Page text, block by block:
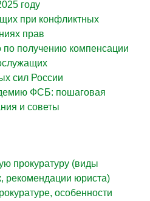
году
при конфликтных
прав
по получению компенсации
сил России
ФСБ: пошаговая
и советы
прокуратуру (виды
рекомендации юриста)
особенности